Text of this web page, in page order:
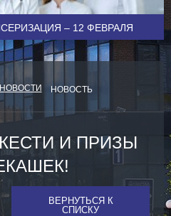
– 12 ФЕВРАЛЯ
НОВОСТИ НОВОСТЬ
И ПРИЗЫ
ВЕРНУТЬСЯ К
СПИСКУ